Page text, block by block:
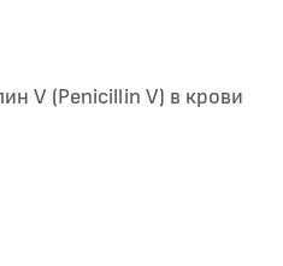
V (Penicillin V) в крови